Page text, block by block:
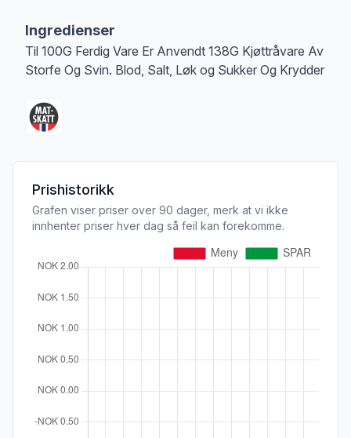
Ingredienser
Til 100G Ferdig Vare Er Anvendt 138G Kjøttråvare Av
Storfe Og Svin. Blod, Salt, Løk og Sukker Og Krydder
Prishistorikk
Grafen viser priser over 90 dager, merk at vi ikke
innhenter priser hver dag så feil kan forekomme.